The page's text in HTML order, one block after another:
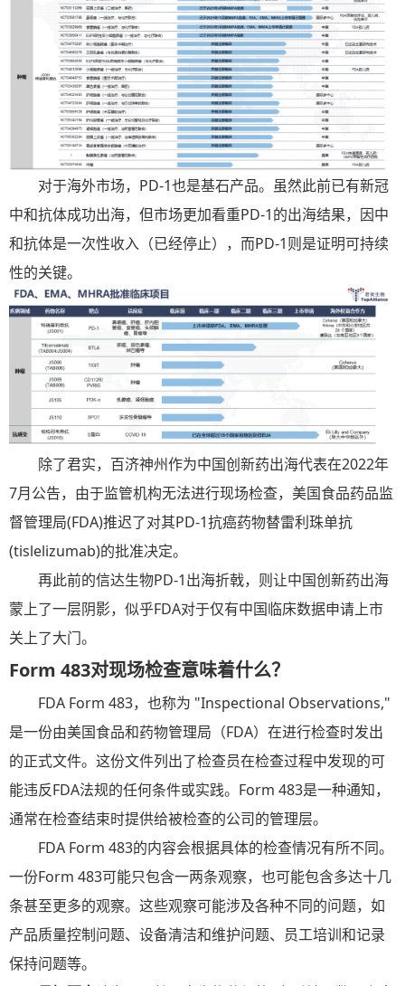
对于海外市场，PD-1也是基石产品。虽然此前已有新冠
中和抗体成功出海，但市场更加看重PD-1的出海结果，因中
和抗体是一次性收入（已经停止），而PD-1则是证明可持续
性的关键。
除了君实，百济神州作为中国创新药出海代表在2022年
7月公告，由于监管机构无法进行现场检查，美国食品药品监
督管理局(FDA)推迟了对其PD-1抗癌药物替雷利珠单抗
(tislelizumab)的批准决定。
再此前的信达生物PD-1出海折戟，则让中国创新药出海
蒙上了一层阴影，似乎FDA对于仅有中国临床数据申请上市
关上了大门。
Form 483对现场检查意味着什么？
FDA Form 483，也称为 "Inspectional Observations,"
是一份由美国食品和药物管理局（FDA）在进行检查时发出
的正式文件。这份文件列出了检查员在检查过程中发现的可
能违反FDA法规的任何条件或实践。Form 483是一种通知，
通常在检查结束时提供给被检查的公司的管理层。
FDA Form 483的内容会根据具体的检查情况有所不同。
一份Form 483可能只包含一两条观察，也可能包含多达十几
条甚至更多的观察。这些观察可能涉及各种不同的问题，如
产品质量控制问题、设备清洁和维护问题、员工培训和记录
保持问题等。